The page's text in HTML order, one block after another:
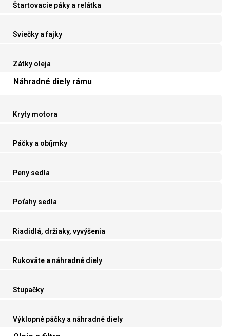
Štartovacie páky a relátka
Sviečky a fajky
Zátky oleja
Náhradné diely rámu
Kryty motora
Páčky a obíjmky
Peny sedla
Poťahy sedla
Riadidlá, držiaky, vyvýšenia
Rukoväte a náhradné diely
Stupačky
Výklopné páčky a náhradné diely